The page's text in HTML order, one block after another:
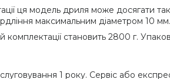
ця модель дриля може досягати
максимальним діаметром 10
комплектації становить 2800 г.
1 року. Сервіс або